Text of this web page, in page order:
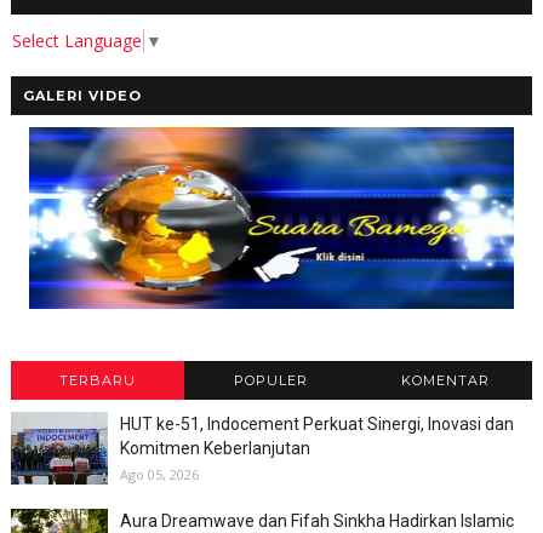
Select Language ▼
GALERI VIDEO
TERBARU POPULER KOMENTAR
HUT ke-51, Indocement Perkuat Sinergi, Inovasi dan
Komitmen Keberlanjutan
Ago 05, 2026
Aura Dreamwave dan Fifah Sinkha Hadirkan Islamic